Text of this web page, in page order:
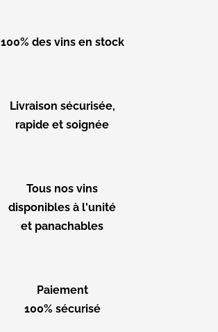
100% des vins en stock
Livraison sécurisée,
rapide et soignée
Tous nos vins
disponibles à l'unité
et panachables
Paiement
100% sécurisé